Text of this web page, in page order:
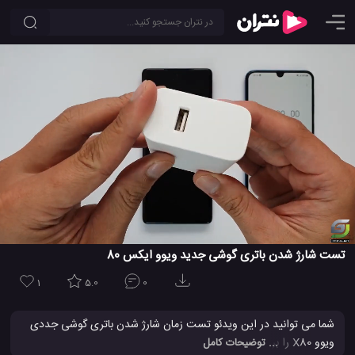
تست شارژ شدن باتری گوشی جدید ویوو ایکس 80
1 5.0 0
شما می توانید در این ویدئو تست زمان شارژ شدن باتری گوشی جددی
ویوو X80 را بررسی کنید. به نظر شما این گوشی ویوو در چه مدت زمانی
... توضیحات کامل